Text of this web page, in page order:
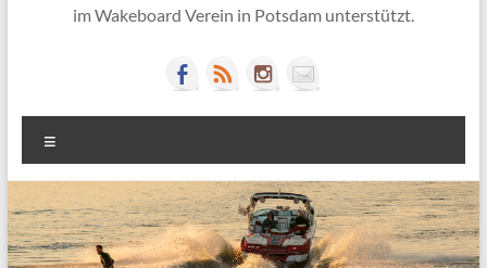
im Wakeboard Verein in Potsdam unterstützt.